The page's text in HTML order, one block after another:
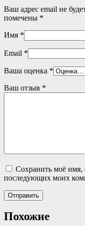
Ваш адрес email не
помечены *
Имя *
Email *
Ваша оценка *
Ваш отзыв *
Сохранить моё имя,
последующих моих
Похожие